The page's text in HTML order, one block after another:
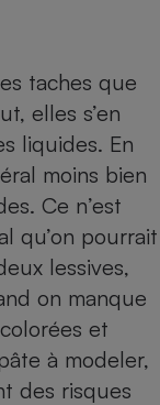
taches que
elles s’en
liquides. En
moins bien
Ce n’est
qu’on pourrait
lessives,
on manque
et
à modeler,
des risques